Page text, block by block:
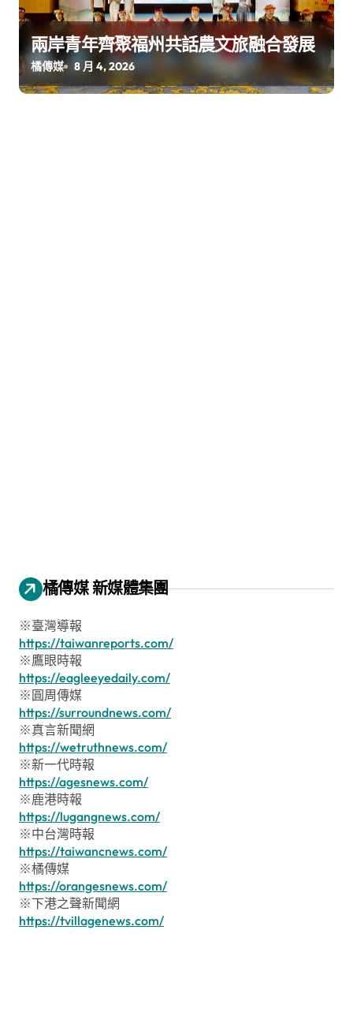
兩岸青年齊聚福州共話農文旅融合發展
橘傳媒 8 月 4, 2026
橘傳媒 新媒體集團
※臺灣導報
https://taiwanreports.com/
※鷹眼時報
https://eagleeyedaily.com/
※圓周傳媒
https://surroundnews.com/
※真言新聞網
https://wetruthnews.com/
※新一代時報
https://agesnews.com/
※鹿港時報
https://lugangnews.com/
※中台灣時報
https://taiwancnews.com/
※橘傳媒
https://orangesnews.com/
※下港之聲新聞網
https://tvillagenews.com/